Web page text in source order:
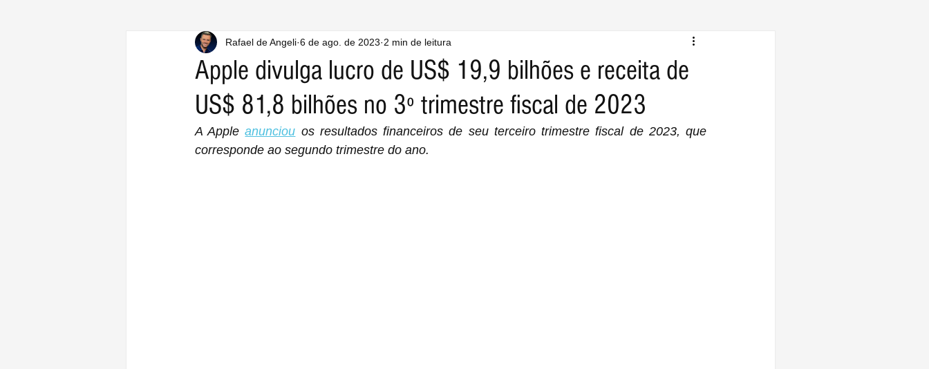
Apple divulga lucro de US$ 19,9 bilhões e receita de
US$ 81,8 bilhões no 3º trimestre fiscal de 2023
Rafael de Angeli 6 de ago. de 2023 2 min de leitura
A Apple anunciou os resultados financeiros de seu terceiro trimestre fiscal de 2023, que
corresponde ao segundo trimestre do ano.